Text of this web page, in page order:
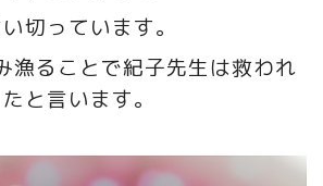
切っています。
漁ることで紀子先生は救われ
たと言います。